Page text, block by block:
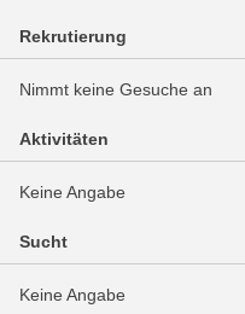
Rekrutierung
Nimmt keine Gesuche an
Aktivitäten
Keine Angabe
Sucht
Keine Angabe